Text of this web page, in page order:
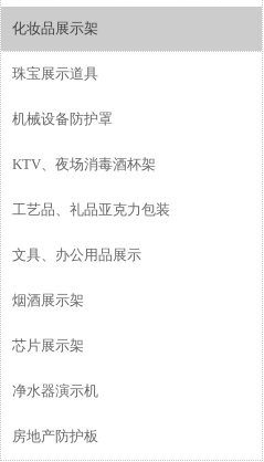
化妆品展示架
珠宝展示道具
机械设备防护罩
KTV、夜场消毒酒杯架
工艺品、礼品亚克力包装
文具、办公用品展示
烟酒展示架
芯片展示架
净水器演示机
房地产防护板